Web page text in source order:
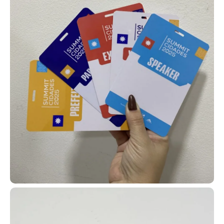
exclusiva.
Os cordões personalizados para crachá combinam utilidade e
divulgação de marca em um único item. Eles servem para
sustentar crachás, cartões RFID e credenciais, ao mesmo tempo
em que reforçam a identidade visual com logotipos e cores
institucionais impressas. São resistentes, confortáveis e ideais
para uso corporativo e eventos.